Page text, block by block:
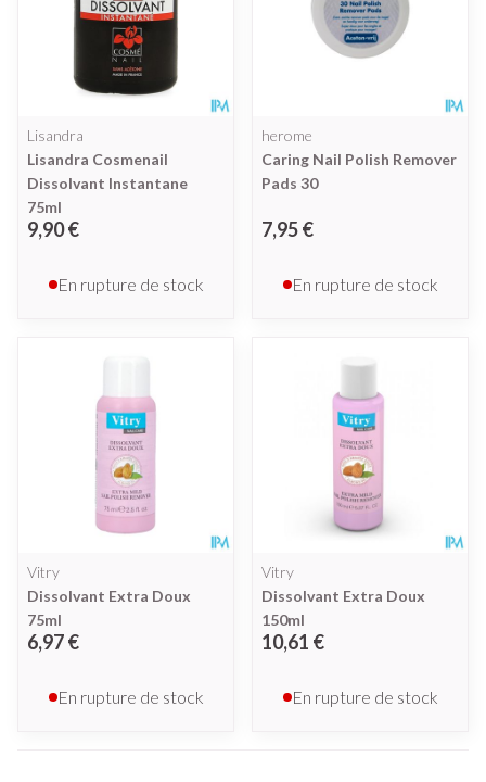
Lisandra
Lisandra Cosmenail
Dissolvant Instantane
75ml
9,90 €
En rupture de stock
herome
Caring Nail Polish Remover
Pads 30
7,95 €
En rupture de stock
Vitry
Dissolvant Extra Doux
75ml
6,97 €
En rupture de stock
Vitry
Dissolvant Extra Doux
150ml
10,61 €
En rupture de stock